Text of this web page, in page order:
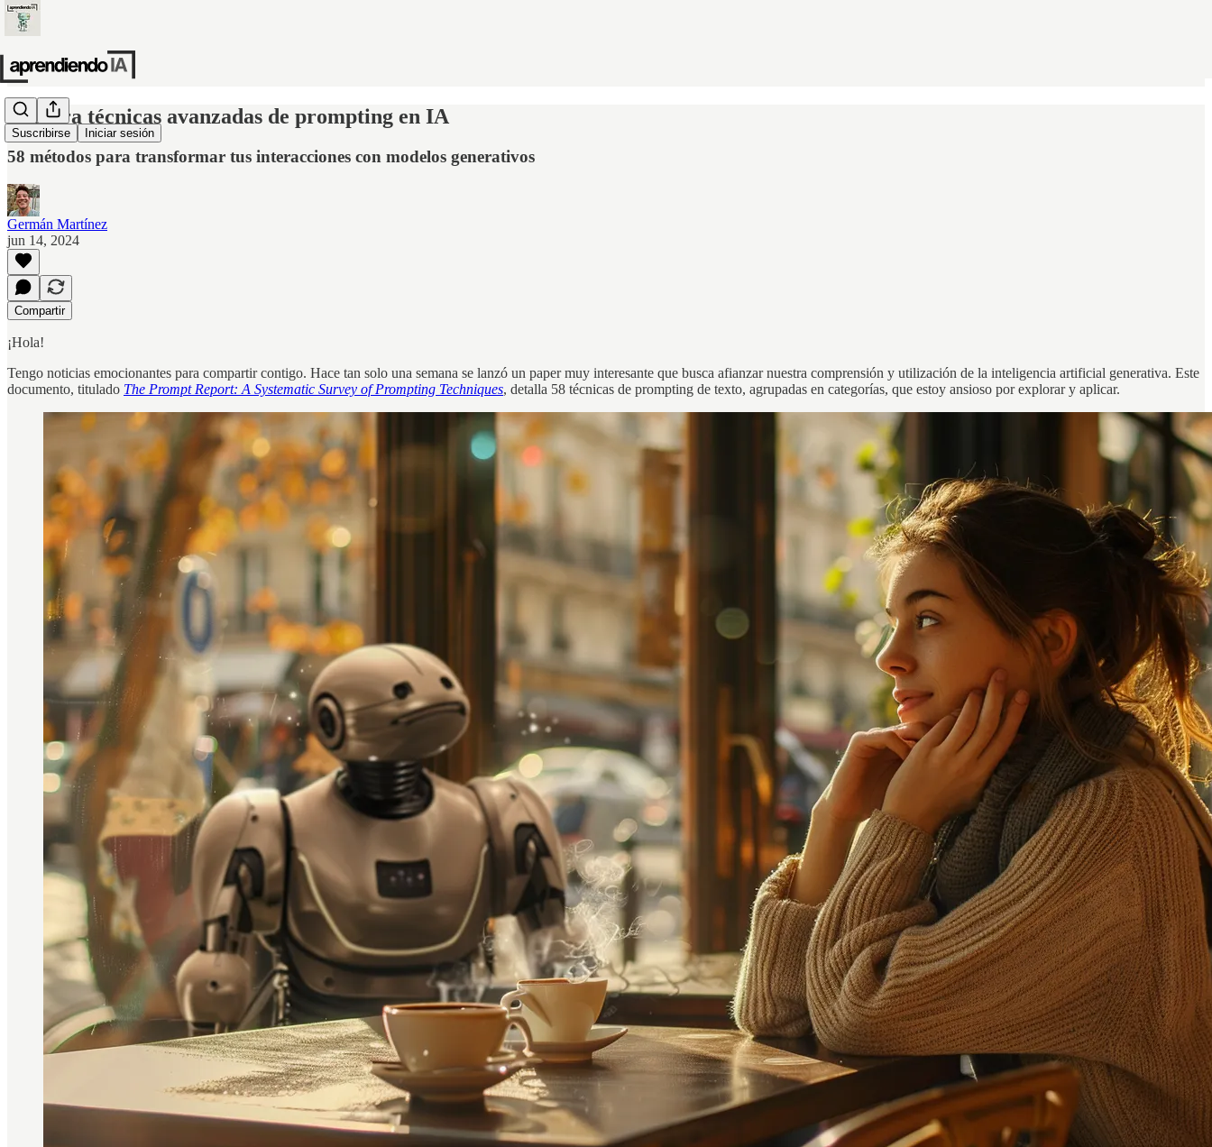
Suscribirse Iniciar sesión
Explora técnicas avanzadas de prompting en IA
58 métodos para transformar tus interacciones con modelos generativos
Germán Martínez
jun 14, 2024
Compartir
¡Hola!
Tengo noticias emocionantes para compartir contigo. Hace tan solo una semana se lanzó un paper muy interesante que busca afianzar nuestra comprensión y utilización de la inteligencia artificial generativa. Este
documento, titulado The Prompt Report: A Systematic Survey of Prompting Techniques, detalla 58 técnicas de prompting de texto, agrupadas en categorías, que estoy ansioso por explorar y aplicar.